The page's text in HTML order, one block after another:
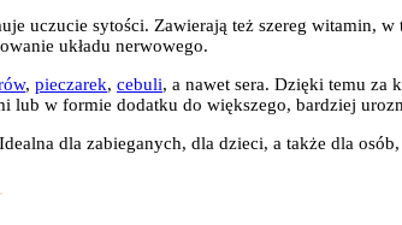
uczucie sytości. Zawierają też szereg witamin,
układu nerwowego.
, pieczarek, cebuli, a nawet sera. Dzięki temu za
w formie dodatku do większego, bardziej
dla zabieganych, dla dzieci, a także dla